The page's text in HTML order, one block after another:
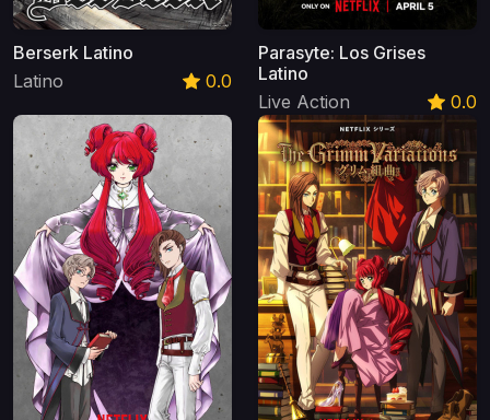
Berserk Latino
Latino
0.0
Parasyte: Los Grises
Latino
Live Action
0.0